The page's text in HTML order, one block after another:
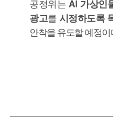
공정위는 AI 가상인
광고를 시정하도록
안착을 유도할 예정이